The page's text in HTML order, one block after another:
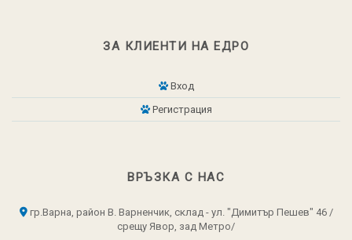
ЗА КЛИЕНТИ НА ЕДРО
Вход
Регистрация
ВРЪЗКА С НАС
гр.Варна, район В. Варненчик, склад - ул. "Димитър Пешев" 46 /
срещу Явор, зад Метро/